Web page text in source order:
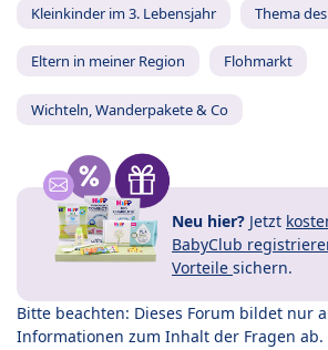
Kleinkinder im 3. Lebensjahr Thema
Eltern in meiner Region Flohmarkt
Wichteln, Wanderpakete & Co
Neu hier? Jetzt
BabyClub
Vorteile sichern.
Bitte beachten: Dieses Forum bildet nur
Informationen zum Inhalt der Fragen